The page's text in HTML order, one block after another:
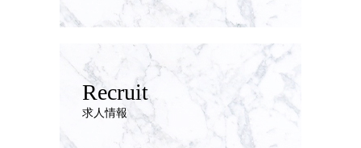
Recruit
求人情報